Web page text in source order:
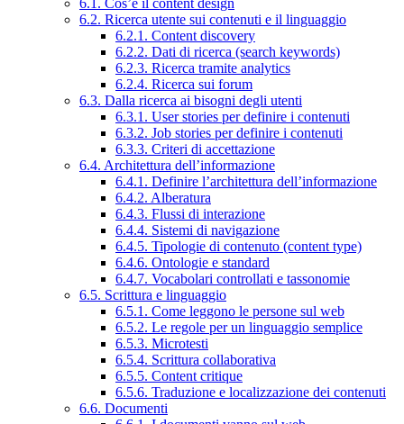
6.1. Cos’è il content design
6.2. Ricerca utente sui contenuti e il linguaggio
6.2.1. Content discovery
6.2.2. Dati di ricerca (search keywords)
6.2.3. Ricerca tramite analytics
6.2.4. Ricerca sui forum
6.3. Dalla ricerca ai bisogni degli utenti
6.3.1. User stories per definire i contenuti
6.3.2. Job stories per definire i contenuti
6.3.3. Criteri di accettazione
6.4. Architettura dell’informazione
6.4.1. Definire l’architettura dell’informazione
6.4.2. Alberatura
6.4.3. Flussi di interazione
6.4.4. Sistemi di navigazione
6.4.5. Tipologie di contenuto (content type)
6.4.6. Ontologie e standard
6.4.7. Vocabolari controllati e tassonomie
6.5. Scrittura e linguaggio
6.5.1. Come leggono le persone sul web
6.5.2. Le regole per un linguaggio semplice
6.5.3. Microtesti
6.5.4. Scrittura collaborativa
6.5.5. Content critique
6.5.6. Traduzione e localizzazione dei contenuti
6.6. Documenti